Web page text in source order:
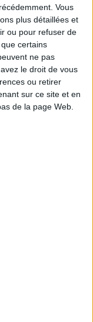
Vous
plus détaillées et
ou pour refuser de
certains
ne pas
le droit de vous
ou retirer
sur ce site et en
de la page Web.
BAKERY